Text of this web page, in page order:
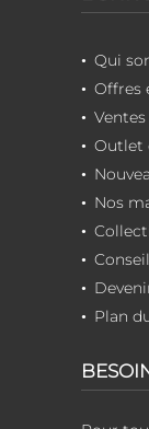
Qui
Offres
Ventes
Outlet
Nos
Plan